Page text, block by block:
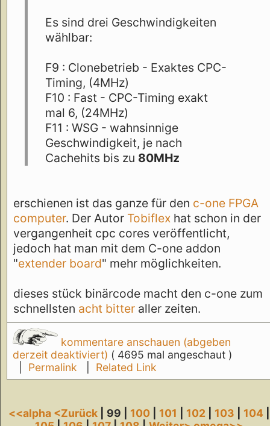
Es sind drei Geschwindigkeiten
wählbar:
F9 : Clonebetrieb - Exaktes CPC-
Timing, (4MHz)
F10 : Fast - CPC-Timing exakt
mal 6, (24MHz)
F11 : WSG - wahnsinnige
Geschwindigkeit, je nach
Cachehits bis zu 80MHz
erschienen ist das ganze für den c-one FPGA
computer. Der Autor Tobiflex hat schon in der
vergangenheit cpc cores veröffentlicht,
jedoch hat man mit dem C-one addon
"extender board" mehr möglichkeiten.
dieses stück binärcode macht den c-one zum
schnellsten acht bitter aller zeiten.
kommentare anschauen (abgeben
derzeit deaktiviert) ( 4695 mal angeschaut )
Permalink Related Link
<<alpha <Zurück | 99 | 100| 101 102 103 104